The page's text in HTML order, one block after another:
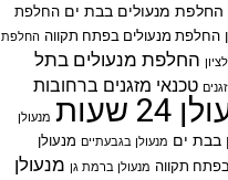
החלפת מנעולים בבת ים החלפת
החלפת מנעולים בפתח תקווה החלפת
החלפת מנעולים בתל
טכנאי מזגנים ברחובות
שעות
מנעולן
בבת ים מנעולן בגבעתיים מנעולן
בפתח תקווה מנעולן ברמת גן מנעולן